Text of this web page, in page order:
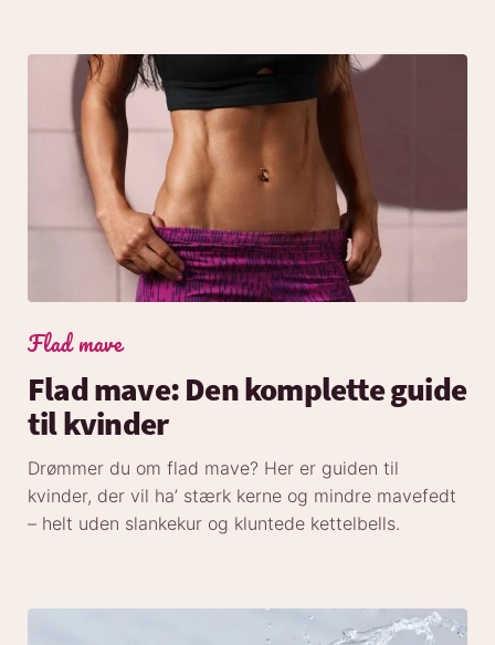
Flad mave
Flad mave: Den komplette guide
til kvinder
Drømmer du om flad mave? Her er guiden til
kvinder, der vil ha’ stærk kerne og mindre mavefedt
– helt uden slankekur og kluntede kettelbells.